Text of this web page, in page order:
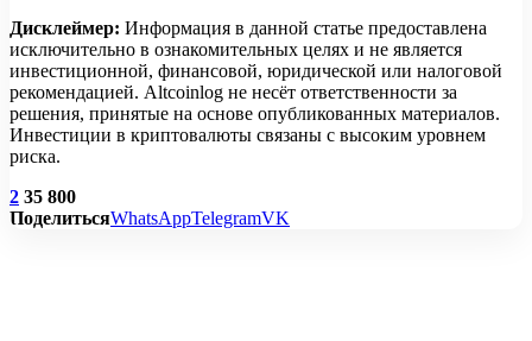
Дисклеймер: Информация в данной статье предоставлена
исключительно в ознакомительных целях и не является
инвестиционной, финансовой, юридической или налоговой
рекомендацией. Altcoinlog не несёт ответственности за
решения, принятые на основе опубликованных материалов.
Инвестиции в криптовалюты связаны с высоким уровнем
риска.
2 35 800
ПоделитьсяWhatsAppTelegramVK